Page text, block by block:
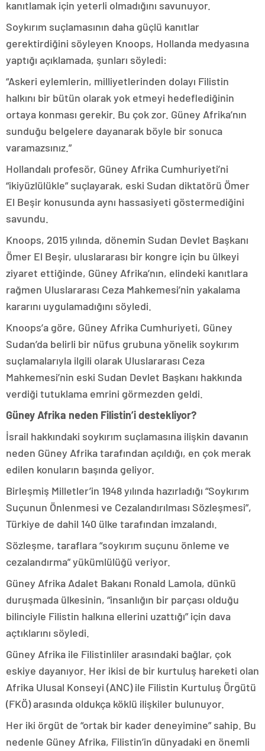
kanıtlamak için yeterli olmadığını savunuyor.
Soykırım suçlamasının daha güçlü kanıtlar
gerektirdiğini söyleyen Knoops, Hollanda medyasına
yaptığı açıklamada, şunları söyledi:
“Askeri eylemlerin, milliyetlerinden dolayı Filistin
halkını bir bütün olarak yok etmeyi hedeflediğinin
ortaya konması gerekir. Bu çok zor. Güney Afrika’nın
sunduğu belgelere dayanarak böyle bir sonuca
varamazsınız.”
Hollandalı profesör, Güney Afrika Cumhuriyeti’ni
“ikiyüzlülükle” suçlayarak, eski Sudan diktatörü Ömer
El Beşir konusunda aynı hassasiyeti göstermediğini
savundu.
Knoops, 2015 yılında, dönemin Sudan Devlet Başkanı
Ömer El Beşir, uluslararası bir kongre için bu ülkeyi
ziyaret ettiğinde, Güney Afrika’nın, elindeki kanıtlara
rağmen Uluslararası Ceza Mahkemesi’nin yakalama
kararını uygulamadığını söyledi.
Knoops’a göre, Güney Afrika Cumhuriyeti, Güney
Sudan’da belirli bir nüfus grubuna yönelik soykırım
suçlamalarıyla ilgili olarak Uluslararası Ceza
Mahkemesi’nin eski Sudan Devlet Başkanı hakkında
verdiği tutuklama emrini görmezden geldi.
Güney Afrika neden Filistin’i destekliyor?
İsrail hakkındaki soykırım suçlamasına ilişkin davanın
neden Güney Afrika tarafından açıldığı, en çok merak
edilen konuların başında geliyor.
Birleşmiş Milletler’in 1948 yılında hazırladığı “Soykırım
Suçunun Önlenmesi ve Cezalandırılması Sözleşmesi”,
Türkiye de dahil 140 ülke tarafından imzalandı.
Sözleşme, taraflara “soykırım suçunu önleme ve
cezalandırma” yükümlülüğü veriyor.
Güney Afrika Adalet Bakanı Ronald Lamola, dünkü
duruşmada ülkesinin, “insanlığın bir parçası olduğu
bilinciyle Filistin halkına ellerini uzattığı” için dava
açtıklarını söyledi.
Güney Afrika ile Filistinliler arasındaki bağlar, çok
eskiye dayanıyor. Her ikisi de bir kurtuluş hareketi olan
Afrika Ulusal Konseyi (ANC) ile Filistin Kurtuluş Örgütü
(FKÖ) arasında oldukça köklü ilişkiler bulunuyor.
Her iki örgüt de “ortak bir kader deneyimine” sahip. Bu
nedenle Güney Afrika, Filistin’in dünyadaki en önemli